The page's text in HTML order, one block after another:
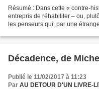
Résumé : Dans cette « contre-
entrepris de réhabiliter – ou,
les penseurs qui, par une
Décadence, de
Publié le 11/02/2017 à 11:23
Par AU DETOUR D'UN LIVRE-